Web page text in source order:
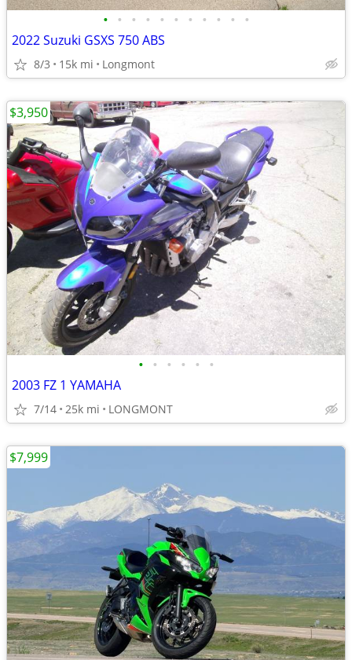
• • • • • • • • • • •
2022 Suzuki GSXS 750 ABS
8/3 15k mi Longmont
• • • • • •
2003 FZ 1 YAMAHA
7/14 25k mi LONGMONT
$3,950
$7,999